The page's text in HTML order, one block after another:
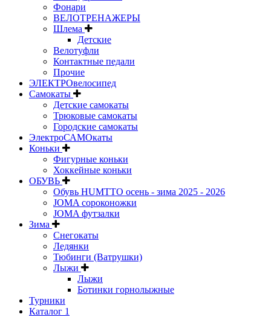
Фонари
ВЕЛОТРЕНАЖЕРЫ
Шлема
Детские
Велотуфли
Контактные педали
Прочие
ЭЛЕКТРОвелосипед
Самокаты
Детские самокаты
Трюковые самокаты
Городские самокаты
ЭлектроСАМОкаты
Коньки
Фигурные коньки
Хоккейные коньки
ОБУВЬ
Обувь HUMTTO осень - зима 2025 - 2026
JOMA сороконожки
JOMA футзалки
Зима
Снегокаты
Ледянки
Тюбинги (Ватрушки)
Лыжи
Лыжи
Ботинки горнолыжные
Турники
Каталог 1